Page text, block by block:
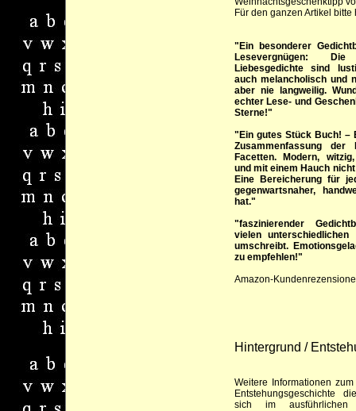
Für den ganzen Artikel bitte
"Ein besonderer
Lesevergnügen: Die
Liebesgedichte sind
auch melancholisch und
aber nie langweilig.
echter Lese- und
Sterne!"
"Ein gutes Stück Buch! –
Zusammenfassung
Facetten. Modern,
und mit einem Hauch
Eine Bereicherung für
gegenwartsnaher,
hat."
"faszinierender
vielen
umschreibt.
zu empfehlen!"
Amazon-
Hintergrund /
Weitere Informationen
Entstehungsgeschichte
sich im ausführlichen